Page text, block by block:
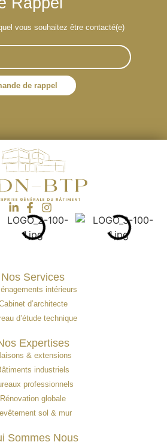
vous souhaitez être contacté(e)
de rappel
Nos Services
intérieurs
d’architecte
d’étude technique
Expertises
& extensions
industriels
professionnels
Rénovation globale
sol & mur
Sommes Nous